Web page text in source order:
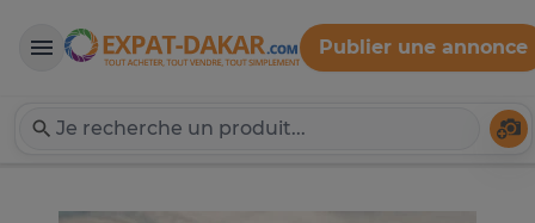
Expat-Dakar
Publier une annonce